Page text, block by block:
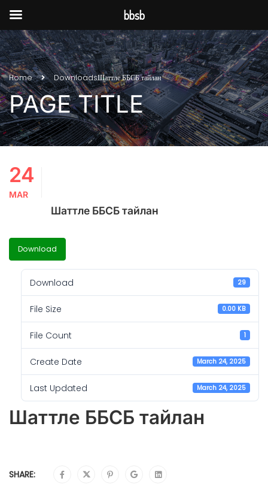
Home DownloadsШаттле ББСБ тайлан
PAGE TITLE
24
MAR
Шаттле ББСБ тайлан
Download
Download 29
File Size 0.00 KB
File Count 1
Create Date March 24, 2025
Last Updated March 24, 2025
Шаттле ББСБ тайлан
SHARE:
bbsb